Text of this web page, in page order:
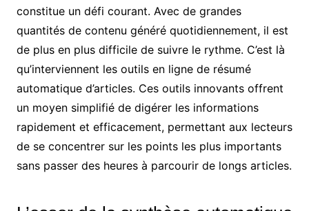
constitue un défi courant. Avec de grandes
quantités de contenu généré quotidiennement, il est
de plus en plus difficile de suivre le rythme. C’est là
qu’interviennent les outils en ligne de résumé
automatique d’articles. Ces outils innovants offrent
un moyen simplifié de digérer les informations
rapidement et efficacement, permettant aux lecteurs
de se concentrer sur les points les plus importants
sans passer des heures à parcourir de longs articles.